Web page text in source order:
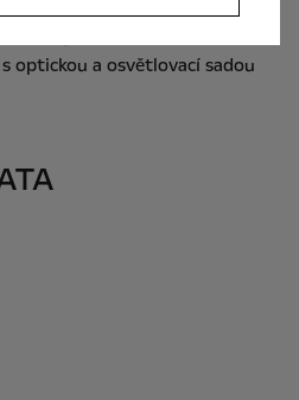
optickou a osvětlovací sadou